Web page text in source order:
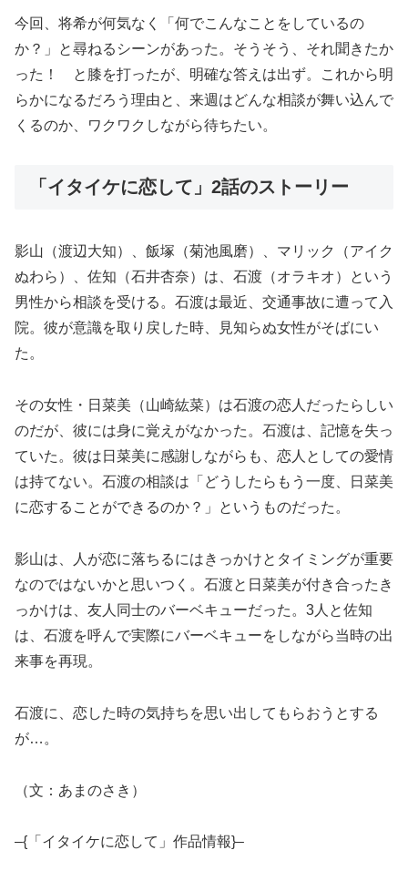
今回、将希が何気なく「何でこんなことをしているの
か？」と尋ねるシーンがあった。そうそう、それ聞きたか
った！ と膝を打ったが、明確な答えは出ず。これから明
らかになるだろう理由と、来週はどんな相談が舞い込んで
くるのか、ワクワクしながら待ちたい。
「イタイケに恋して」2話のストーリー
影山（渡辺大知）、飯塚（菊池風磨）、マリック（アイク
ぬわら）、佐知（石井杏奈）は、石渡（オラキオ）という
男性から相談を受ける。石渡は最近、交通事故に遭って入
院。彼が意識を取り戻した時、見知らぬ女性がそばにい
た。
その女性・日菜美（山崎紘菜）は石渡の恋人だったらしい
のだが、彼には身に覚えがなかった。石渡は、記憶を失っ
ていた。彼は日菜美に感謝しながらも、恋人としての愛情
は持てない。石渡の相談は「どうしたらもう一度、日菜美
に恋することができるのか？」というものだった。
影山は、人が恋に落ちるにはきっかけとタイミングが重要
なのではないかと思いつく。石渡と日菜美が付き合ったき
っかけは、友人同士のバーベキューだった。3人と佐知
は、石渡を呼んで実際にバーベキューをしながら当時の出
来事を再現。
石渡に、恋した時の気持ちを思い出してもらおうとする
が…。
（文：あまのさき）
–{「イタイケに恋して」作品情報}–